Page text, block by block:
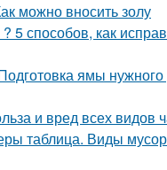
можно вносить золу
5 способов, как
ямы
и вред всех видов
таблица. Виды